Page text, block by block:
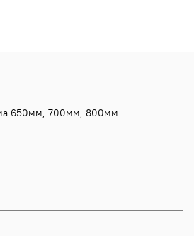
650мм, 700мм, 800мм